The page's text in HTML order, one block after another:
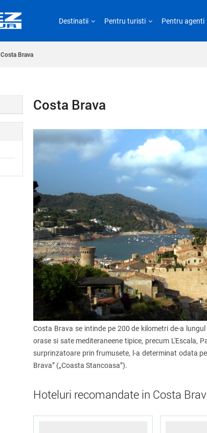
Destinatii Pentru turisti Pentru agenti
Costa Brava
Costa Brava
Costa Brava se intinde pe 200 de kilometri de-a
orase si sate mediteraneene tipice, precum L'Escala,
surprinzatoare prin frumusete, l-a determinat odata
Brava” („Coasta Stancoasa”).
Hoteluri recomandate in Costa